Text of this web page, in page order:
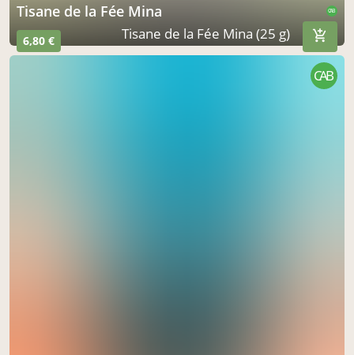
Tisane de la Fée Mina CAB
6,80 € Tisane de la Fée Mina (25 g)
CAB